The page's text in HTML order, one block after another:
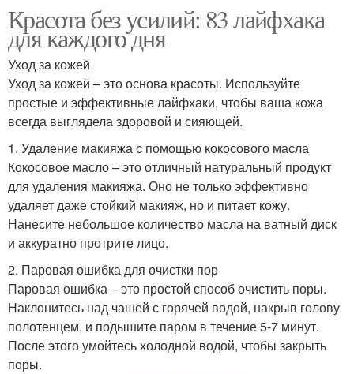
Красота без усилий: 83 лайфхака
для каждого дня
Уход за кожей
Уход за кожей – это основа красоты. Используйте
простые и эффективные лайфхаки, чтобы ваша кожа
всегда выглядела здоровой и сияющей.
1. Удаление макияжа с помощью кокосового масла
Кокосовое масло – это отличный натуральный продукт
для удаления макияжа. Оно не только эффективно
удаляет даже стойкий макияж, но и питает кожу.
Нанесите небольшое количество масла на ватный диск
и аккуратно протрите лицо.
2. Паровая ошибка для очистки пор
Паровая ошибка – это простой способ очистить поры.
Наклонитесь над чашей с горячей водой, накрыв голову
полотенцем, и подышите паром в течение 5-7 минут.
После этого умойтесь холодной водой, чтобы закрыть
поры.